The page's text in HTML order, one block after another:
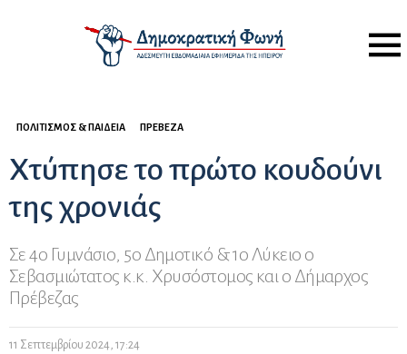
Menu
ΠΟΛΙΤΙΣΜΌΣ & ΠΑΙΔΕΊΑ ΠΡΈΒΕΖΑ
Χτύπησε το πρώτο κουδούνι
της χρονιάς
Σε 4ο Γυμνάσιο, 5ο Δημοτικό & 1ο Λύκειο ο
Σεβασμιώτατος κ.κ. Χρυσόστομος και ο Δήμαρχος
Πρέβεζας
11 Σεπτεμβρίου 2024, 17:24